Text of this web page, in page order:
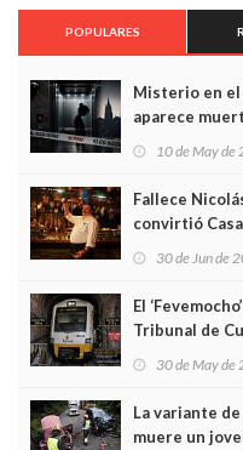
POPULARES
Misterio en el
aparece
edificio y las
10 de May de
Fallece
convirtió
Asturias en
30 de Jun de
El
Tribunal de
sobrecoste
30 de May de
La variante
muere un